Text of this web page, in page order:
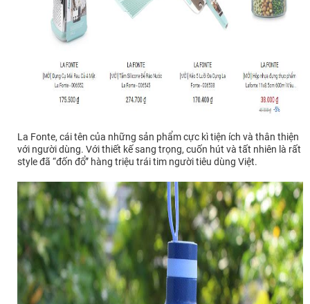
La Fonte, cái tên của những sản phẩm cực kì tiện ích và thân thiện
với người dùng. Với thiết kế sang trọng, cuốn hút và tất nhiên là rất
style đã “đốn đổ” hàng triệu trái tim người tiêu dùng Việt.